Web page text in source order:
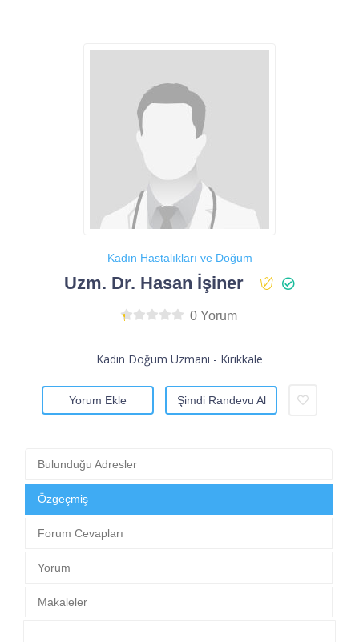
Kadın Hastalıkları ve Doğum
Uzm. Dr. Hasan İşiner
0 Yorum
Kadın Doğum Uzmanı - Kırıkkale
Yorum Ekle Şimdi Randevu Al
Bulunduğu Adresler
Özgeçmiş
Forum Cevapları
Yorum
Makaleler